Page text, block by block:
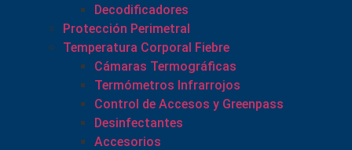
Decodificadores
Protección Perimetral
Temperatura Corporal Fiebre
Cámaras Termográficas
Termómetros Infrarrojos
Control de Accesos y Greenpass
Desinfectantes
Accesorios